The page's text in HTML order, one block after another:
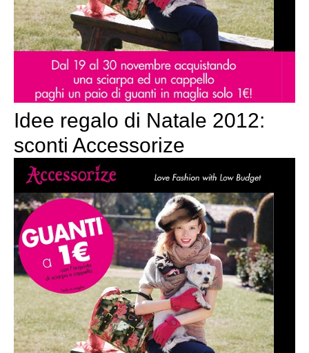
Idee regalo di Natale 2012:
sconti Accessorize